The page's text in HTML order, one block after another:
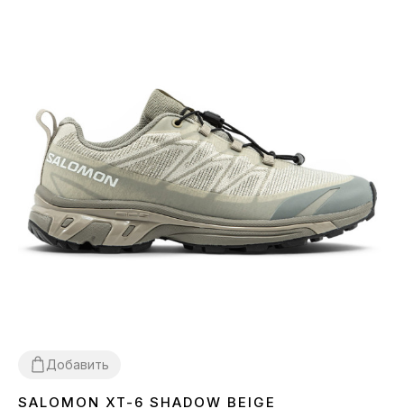
Добавить
414244
SALOMON XT-6 SHADOW BEIGE